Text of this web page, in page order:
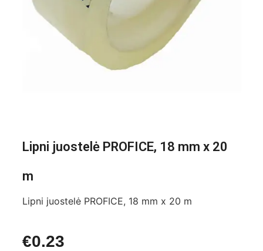
Lipni juostelė PROFICE, 18 mm x 20
m
Lipni juostelė PROFICE, 18 mm x 20 m
€0.23